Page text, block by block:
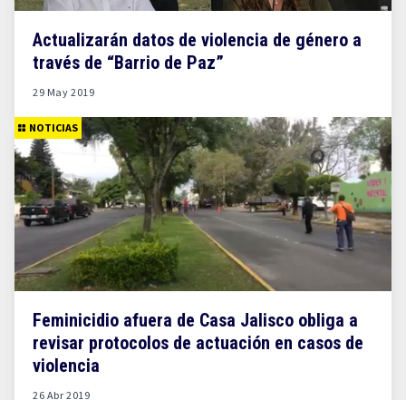
Actualizarán datos de violencia de género a
través de “Barrio de Paz”
29 May 2019
NOTICIAS
Feminicidio afuera de Casa Jalisco obliga a
revisar protocolos de actuación en casos de
violencia
26 Abr 2019